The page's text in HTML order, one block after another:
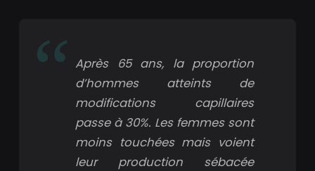
Après 65 ans, la proportion
d’hommes atteints de
modifications capillaires
passe à 30%. Les femmes sont
moins touchées mais voient
leur production sébacée